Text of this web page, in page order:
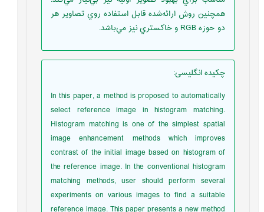
همچنين روش ارائه‌شده قابل استفاده روي تصاوير هر
دو حوزه RGB و خاکستري نيز مي‌باشد.
چکیده انگلیسی:
In this paper, a method is proposed to automatically
select reference image in histogram matching.
Histogram matching is one of the simplest spatial
image enhancement methods which improves
contrast of the initial image based on histogram of
the reference image. In the conventional histogram
matching methods, user should perform several
experiments on various images to find a suitable